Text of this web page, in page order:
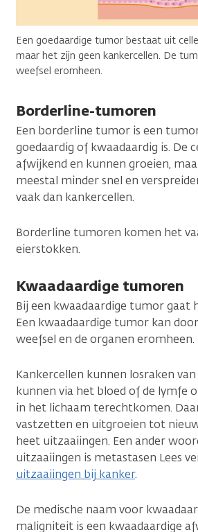
Een goedaardige tumor bestaat uit
maar het zijn geen kankercellen. De
weefsel eromheen.
Borderline-tumoren
Een borderline tumor is een
goedaardig of kwaadaardig is. De
afwijkend en kunnen groeien,
meestal minder snel en
vaak dan kankercellen.
Borderline tumoren komen het
eierstokken.
Kwaadaardige tumoren
Bij een kwaadaardige tumor gaat
Een kwaadaardige tumor kan
weefsel en de organen eromheen.
Kankercellen kunnen losraken
kunnen via het bloed of de lymfe
in het lichaam terechtkomen.
vastzetten en uitgroeien tot
heet uitzaaiingen. Een ander
uitzaaiingen is metastasen Lees
uitzaaiingen bij kanker.
De medische naam voor
maligniteit is een kwaadaardige